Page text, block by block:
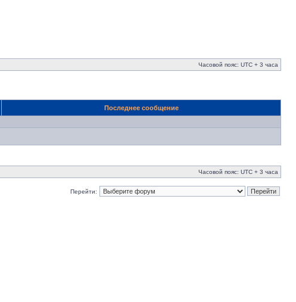
Часовой пояс: UTC + 3 часа
Последнее сообщение
Часовой пояс: UTC + 3 часа
Перейти: